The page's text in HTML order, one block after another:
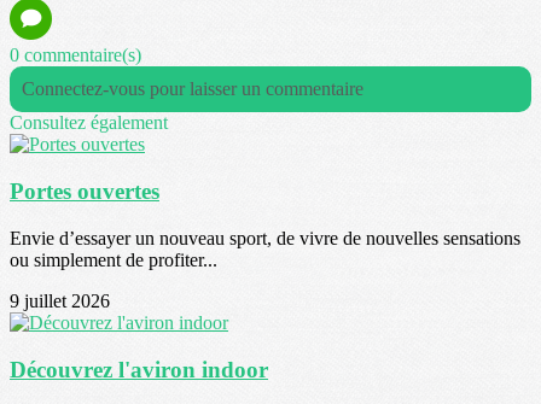
0 commentaire(s)
Connectez-vous pour laisser un commentaire
Consultez également
Portes ouvertes
Envie d’essayer un nouveau sport, de vivre de nouvelles sensations
ou simplement de profiter...
9 juillet 2026
Découvrez l'aviron indoor